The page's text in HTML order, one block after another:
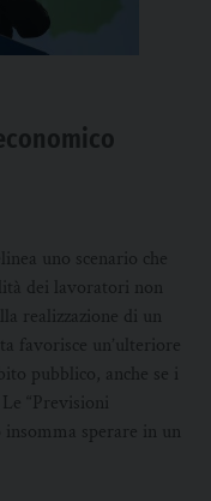
uno scenario che
dei lavoratori non
realizzazione di un
favorisce un’ulteriore
pubblico, anche se i
“Previsioni
insomma sperare in un